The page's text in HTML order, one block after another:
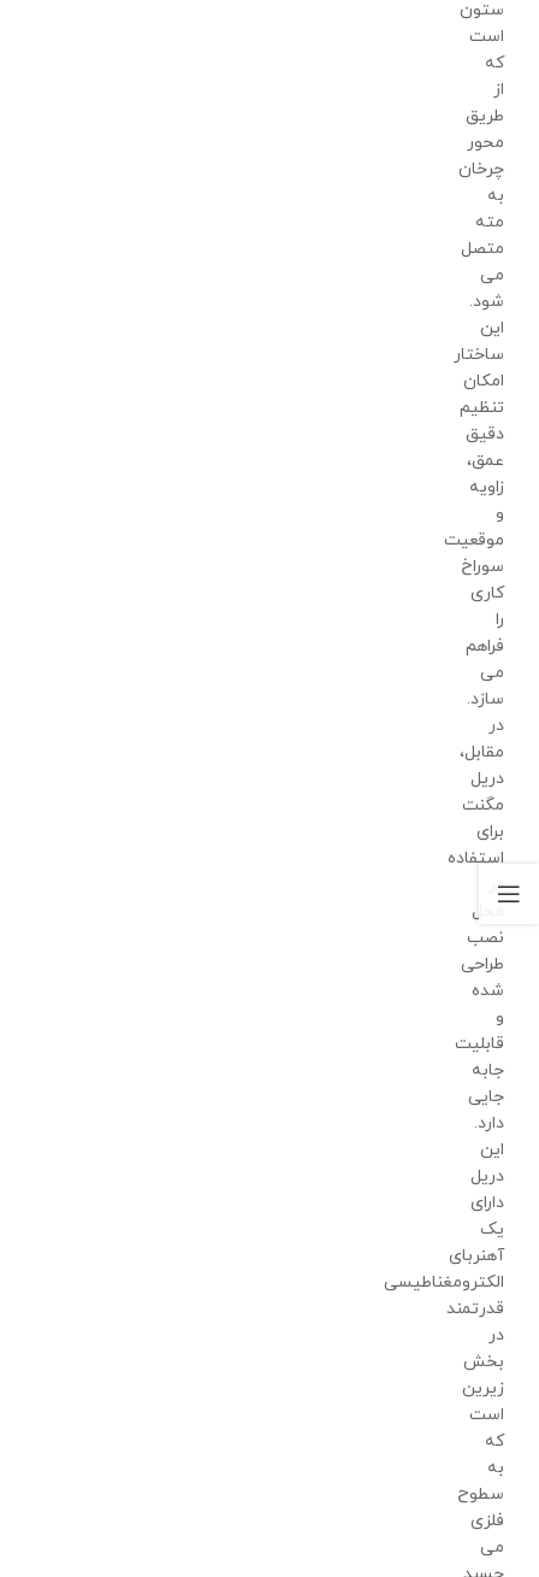
ستون
است
که
از
طریق
محور
چرخان
به
مته
متصل
می
شود.
این
ساختار
امکان
تنظیم
دقیق
عمق،
زاویه
و
موقعیت
سوراخ
کاری
را
فراهم
می
سازد.
در
مقابل،
دریل
مگنت
برای
استفاده
در
محل
نصب
طراحی
شده
و
قابلیت
جابه
جایی
دارد.
این
دریل
دارای
یک
آهنربای
الکترومغناطیسی
قدرتمند
در
بخش
زیرین
است
که
به
سطوح
فلزی
می